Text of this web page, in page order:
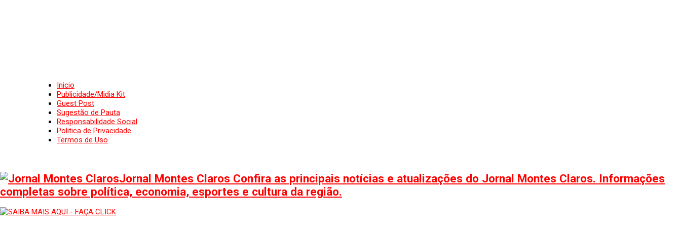
Inicio
Publicidade/Midia Kit
Guest Post
Sugestão de Pauta
Responsabilidade Social
Politica de Privacidade
Termos de Uso
Jornal Montes Claros Confira as principais notícias e atualizações do Jornal Montes Claros. Informações
completas sobre política, economia, esportes e cultura da região.